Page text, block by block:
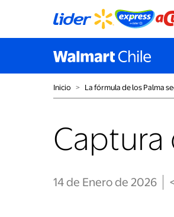
Inicio ˃ La fórmula de los Palma
Captura
14 de Enero de 2026